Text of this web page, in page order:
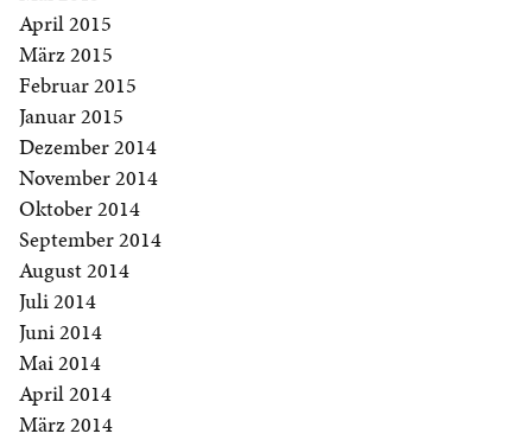
April 2015
März 2015
Februar 2015
Januar 2015
Dezember 2014
November 2014
Oktober 2014
September 2014
August 2014
Juli 2014
Juni 2014
Mai 2014
April 2014
März 2014